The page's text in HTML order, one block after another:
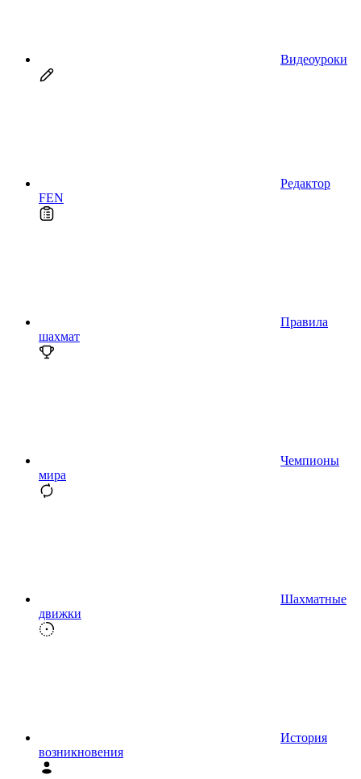
Видеоуроки
Редактор
FEN
Правила
шахмат
Чемпионы
мира
Шахматные
движки
История
возникновения